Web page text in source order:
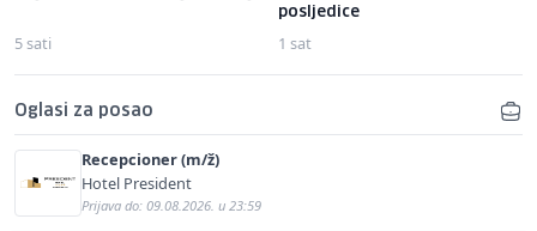
5 sati
posljedice
1 sat
Oglasi za posao
Recepcioner (m/ž)
Hotel President
Prijava do: 09.08.2026. u 23:59